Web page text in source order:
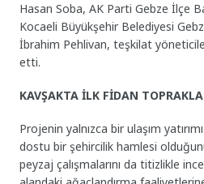
Hasan Soba, AK Parti Gebze İlçe
Kocaeli Büyükşehir Belediyesi
İbrahim Pehlivan, teşkilat
etti.
KAVŞAKTA İLK FİDAN
Projenin yalnızca bir ulaşım
dostu bir şehircilik hamlesi
peyzaj çalışmalarını da titizlikle